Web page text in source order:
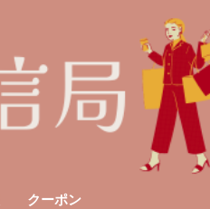
クーポン